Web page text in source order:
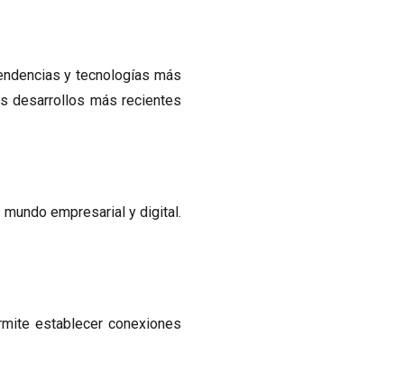
y tecnologías más
desarrollos más recientes
empresarial y digital.
establecer conexiones